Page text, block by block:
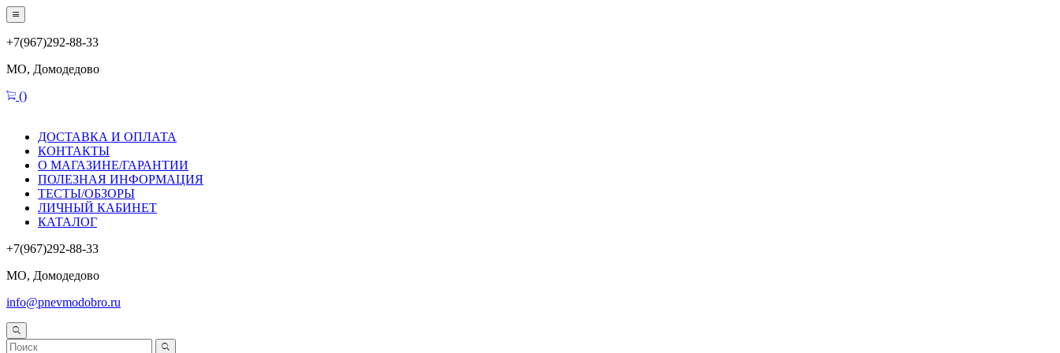
+7(967)292-88-33
МО, Домодедово
()
ДОСТАВКА И ОПЛАТА
КОНТАКТЫ
О МАГАЗИНЕ/ГАРАНТИИ
ПОЛЕЗНАЯ ИНФОРМАЦИЯ
ТЕСТЫ/ОБЗОРЫ
ЛИЧНЫЙ КАБИНЕТ
КАТАЛОГ
+7(967)292-88-33
МО, Домодедово
info@pnevmodobro.ru